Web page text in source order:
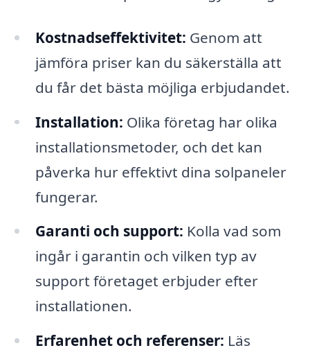
Kostnadseffektivitet: Genom att
jämföra priser kan du säkerställa att
du får det bästa möjliga erbjudandet.
Installation: Olika företag har olika
installationsmetoder, och det kan
påverka hur effektivt dina solpaneler
fungerar.
Garanti och support: Kolla vad som
ingår i garantin och vilken typ av
support företaget erbjuder efter
installationen.
Erfarenhet och referenser: Läs